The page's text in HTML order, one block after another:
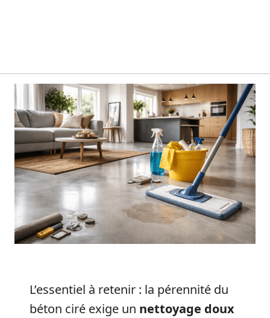
L’essentiel à retenir : la pérennité du
béton ciré exige un nettoyage doux